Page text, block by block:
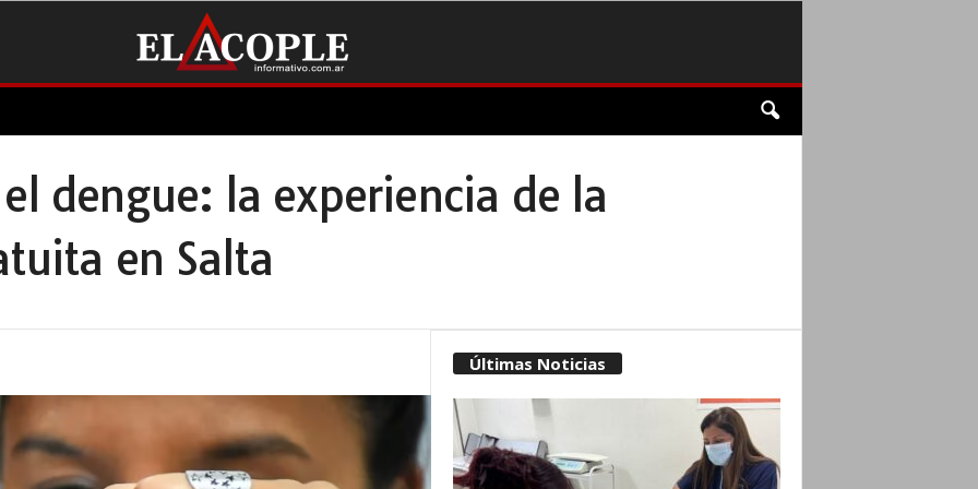
dengue: la experiencia de la
en Salta
Últimas Noticias